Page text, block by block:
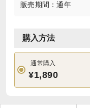
販売期間：通年
購入方法
通常購入
¥1,890